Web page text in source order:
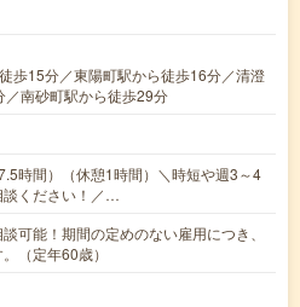
歩15分／東陽町駅から徒歩16分／清澄
／南砂町駅から徒歩29分
時間）（休憩1時間）＼時短や週3～4
談ください！／…
可能！期間の定めのない雇用につき、
（定年60歳）